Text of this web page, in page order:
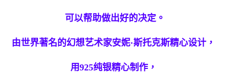
可以帮助做出好的决定。
由世界著名的幻想艺术家安妮·斯托克斯精心设计，
用925纯银精心制作，